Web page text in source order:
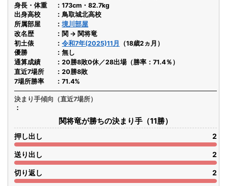
身長・体重
173cm・82.7kg
出身高校
鳥取城北高校
所属部屋
境川部屋
改名歴
関 → 関将竜
初土俵
令和7年(2025)11月
（18歳2ヵ月）
優勝
無し
通算成績
20勝8敗0休／28出場（勝率：71.4％）
直近7場所
20勝8敗
7場所勝率
71.4%
決まり手傾向（直近7場所）
関将竜が勝ちの決まり手（11勝）
押し出し 2
送り出し 2
切り返し 2